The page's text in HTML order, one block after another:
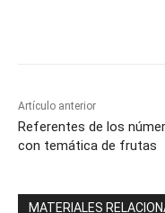
Artículo anterior
Referentes de los
con temática de frutas
MATERIALES